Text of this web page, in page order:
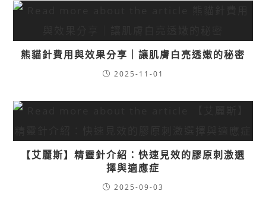
熊貓針費用與效果分享｜讓肌膚白亮透嫩的秘密
2025-11-01
【艾麗斯】精靈針介紹：快速見效的膠原刺激選
擇與適應症
2025-09-03